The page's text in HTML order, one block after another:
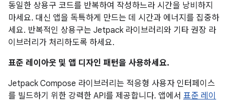
동일한 상용구 코드를 반복하여 작성하느라 시간을 낭비하지
마세요. 대신 앱을 독특하게 만드는 데 시간과 에너지를 집중하
세요. 반복적인 상용구는 Jetpack 라이브러리와 기타 권장 라
이브러리가 처리하도록 하세요.
표준 레이아웃 및 앱 디자인 패턴을 사용하세요.
Jetpack Compose 라이브러리는 적응형 사용자 인터페이스
를 빌드하기 위한 강력한 API를 제공합니다. 앱에서 표준 레이